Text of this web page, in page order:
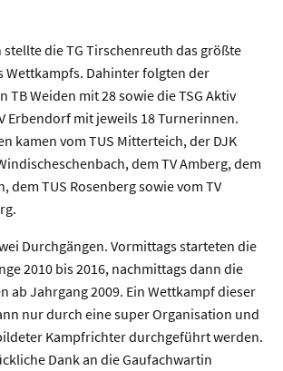
die TG Tirschenreuth das größte
Wettkampfs. Dahinter folgten der
TB Weiden mit 28 sowie die TSG Aktiv
Erbendorf mit jeweils 18 Turnerinnen.
kamen vom TUS Mitterteich, der DJK
dem TV Amberg, dem
dem TUS Rosenberg sowie vom TV
Durchgängen. Vormittags starteten die
2010 bis 2016, nachmittags dann die
ab Jahrgang 2009. Ein Wettkampf dieser
nur durch eine super Organisation und
Kampfrichter durchgeführt werden.
Dank an die Gaufachwartin